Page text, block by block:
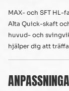
MAX- och SFT HL-
Alta Quick-skaft
huvud- och
hjälper dig att